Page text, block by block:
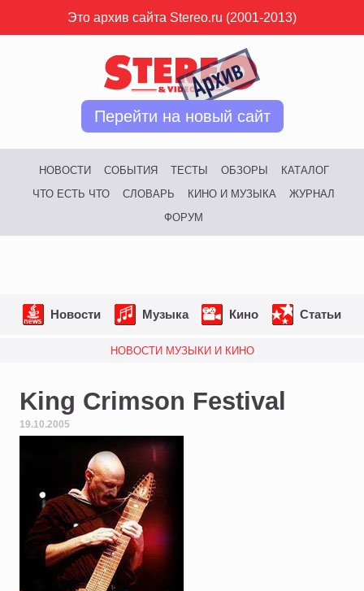
Это архив сайта Stereo.ru (2001-2013)
Перейти на новый сайт
НОВОСТИ СОБЫТИЯ ТЕСТЫ ОБЗОРЫ
КАТАЛОГ
ЧТО ЕСТЬ ЧТО
СЛОВАРЬ КИНО И МУЗЫКА
ЖУРНАЛ
ФОРУМ
Новости Музыка Кино Статьи
НОВОСТИ МУЗЫКИ И КИНО
King Crimson Festival
19.10.2005